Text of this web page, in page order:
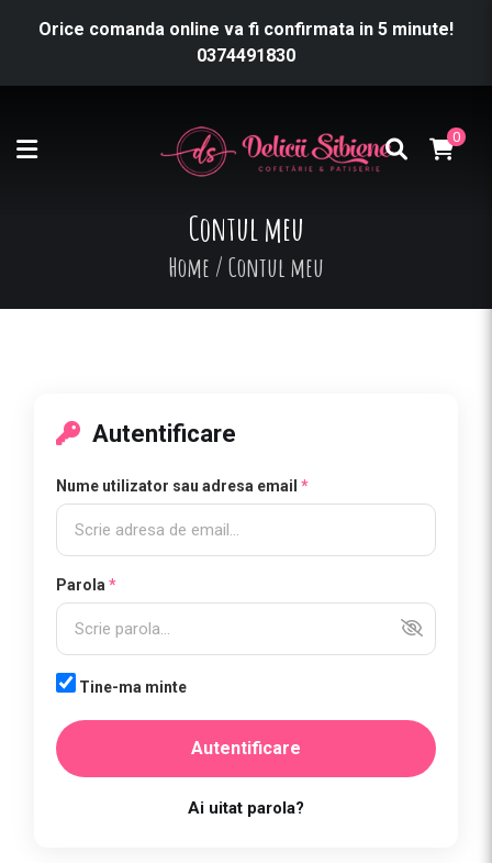
Orice comanda online va fi confirmata in 5 minute!
0374491830
0
Contul meu
Home / Contul meu
Autentificare
Nume utilizator sau adresa email *
Parola *
Tine-ma minte
Autentificare
Ai uitat parola?